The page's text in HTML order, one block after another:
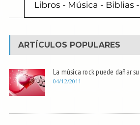
ARTÍCULOS POPULARES
La música rock puede dañar
04/12/2011